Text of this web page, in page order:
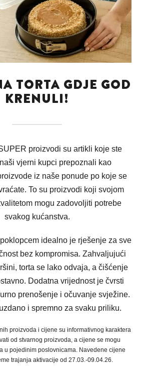
TORTA GDJE GOD
KRENULI!
proizvodi su artikli koje ste
vjerni kupci prepoznali kao
iz naše ponude po koje se
To su proizvodi koji svojom
mogu zadovoljiti potrebe
svakog kućanstva.
idealno je rješenje za sve
bez kompromisa. Zahvaljujući
torta se lako odvaja, a čišćenje
Dodatna vrijednost je čvrsti
prenošenje i očuvanje svježine.
i spremno za svaku priliku.
proizvoda i cijene su informativnog karaktera
od stvarnog proizvoda, a cijene se mogu
u pojedinim poslovnicama. Navedene cijene
trajanja aktivacije od 27.03.-09.04.26.